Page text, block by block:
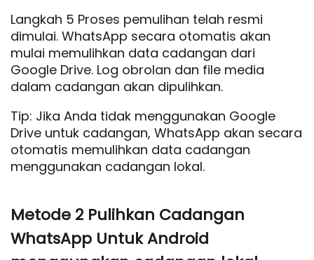
Langkah 5 Proses pemulihan telah resmi
dimulai. WhatsApp secara otomatis akan
mulai memulihkan data cadangan dari
Google Drive. Log obrolan dan file media
dalam cadangan akan dipulihkan.
Tip: Jika Anda tidak menggunakan Google
Drive untuk cadangan, WhatsApp akan secara
otomatis memulihkan data cadangan
menggunakan cadangan lokal.
Metode 2 Pulihkan Cadangan
WhatsApp Untuk Android